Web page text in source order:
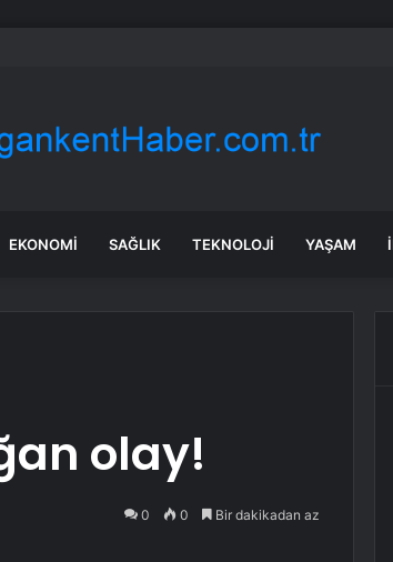
4 kadın 100 kiloluk buzdolabını böyle çaldı
EKONOMI SAĞLIK TEKNOLOJI YAŞAM
olay!
0 0 Bir dakikadan az